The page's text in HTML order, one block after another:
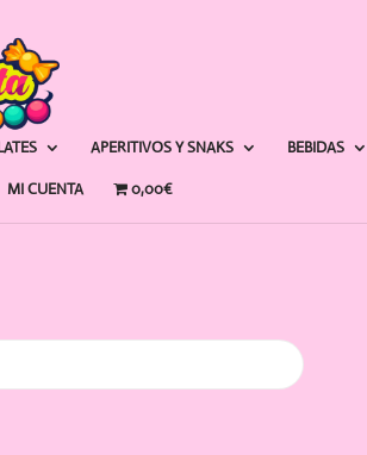
APERITIVOS Y SNAKS BEBIDAS
MI CUENTA 0,00€